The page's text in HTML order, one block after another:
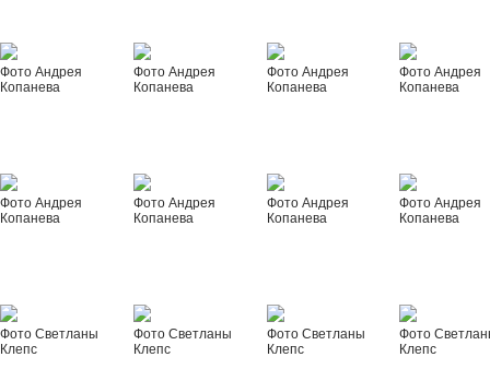
Фото Андрея
Копанева
Фото Андрея
Копанева
Фото Андрея
Копанева
Фото Андрея
Копанева
Фото Андрея
Копанева
Фото Андрея
Копанева
Фото Андрея
Копанева
Фото Андрея
Копанева
Фото Светланы
Клепс
Фото Светланы
Клепс
Фото Светланы
Клепс
Фото
Клепс